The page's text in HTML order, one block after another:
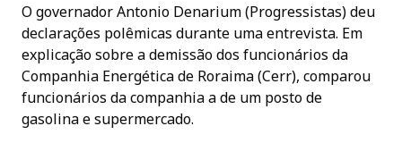
O governador Antonio Denarium (Progressistas) deu
declarações polêmicas durante uma entrevista. Em
explicação sobre a demissão dos funcionários da
Companhia Energética de Roraima (Cerr), comparou
funcionários da companhia a de um posto de
gasolina e supermercado.